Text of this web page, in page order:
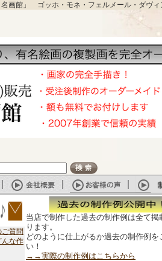
画館」 ゴッホ・モネ・フェルメール・ダヴ
質問
んな作
当店で制作した過去の制作例は全て掲
ります。
どのように仕上がるか過去の制作例を
い！
→→実際の制作例はこちらから